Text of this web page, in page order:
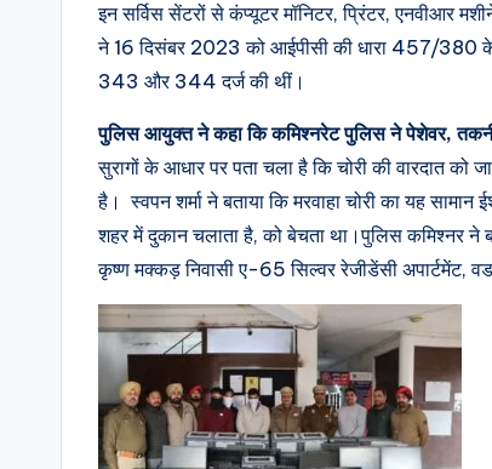
इन सर्विस सेंटरों से कंप्यूटर मॉनिटर, प्रिंटर, एनवीआर
ने 16 दिसंबर 2023 को आईपीसी की धारा 457/380 के
343 और 344 दर्ज की थीं।
पुलिस आयुक्त ने कहा कि कमिश्नरेट पुलिस ने पेशेवर,
सुरागों के आधार पर पता चला है कि चोरी की वारदात को
है। स्वपन शर्मा ने बताया कि मरवाहा चोरी का यह
शहर में दुकान चलाता है, को बेचता था।पुलिस कमिश्नर ने
कृष्ण मक्कड़ निवासी ए-65 सिल्वर रेजीडेंसी अपार्टमेंट,